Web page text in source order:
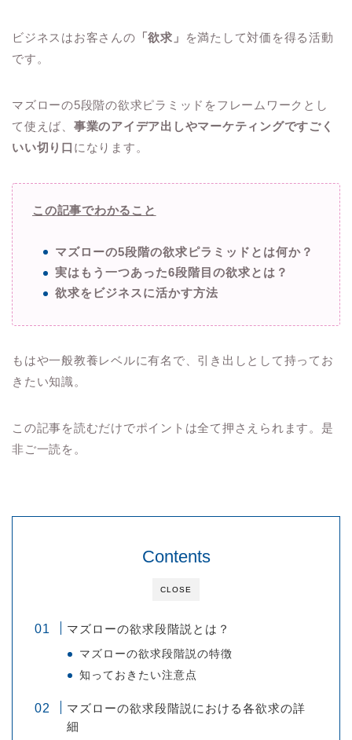
ビジネスはお客さんの 「欲求」
を満たして対価を得る活動
です。
マズローの5段階の欲求ピラミッドをフレームワークとし
て使えば、 事業のアイデア出しやマーケティングですごく
いい切り口 になります。
この記事でわかること
マズローの5段階の欲求ピラミッドとは何か？
実はもう一つあった6段階目の欲求とは？
欲求をビジネスに活かす方法
もはや一般教養レベルに有名で、引き出しとして持ってお
きたい知識。
この記事を読むだけでポイントは全て押さえられます。是
非ご一読を。
CLOSE
Contents
マズローの欲求段階説とは？
マズローの欲求段階説の特徴
知っておきたい注意点
マズローの欲求段階説における各欲求の詳
細